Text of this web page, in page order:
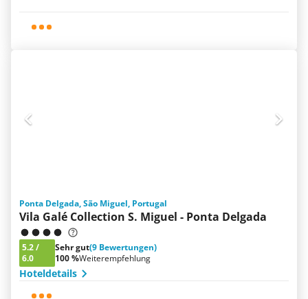
Ponta Delgada, São Miguel, Portugal
Vila Galé Collection S. Miguel - Ponta Delgada
5.2/
6.0
Sehr gut(9 Bewertungen)
100 %Weiterempfehlung
Hoteldetails